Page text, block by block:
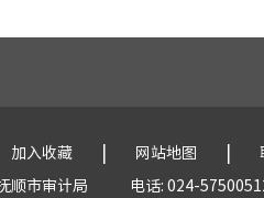
加入收藏 | 网站地图 |
顺市审计局 电话: 024-